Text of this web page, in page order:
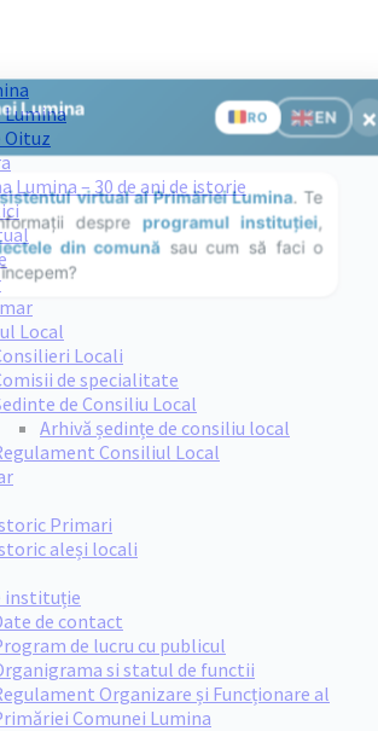
Lumina
Oituz
Lumina – 30 de ani de istorie
Local
Locali
de specialitate
de Consiliu Local
Arhivă ședințe de consiliu local
Consiliul Local
Primari
aleși locali
instituție
de contact
de lucru cu publicul
si statul de functii
Organizare și Funcționare al
Comunei Lumina